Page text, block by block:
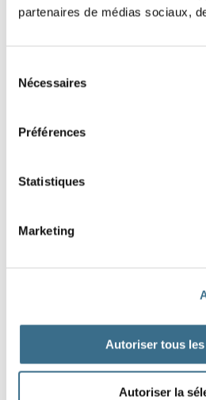
partenaires de médias sociaux,
Nécessaires
Préférences
Statistiques
Marketing
Autoriser tous
Autoriser la
une f
une gl
un l